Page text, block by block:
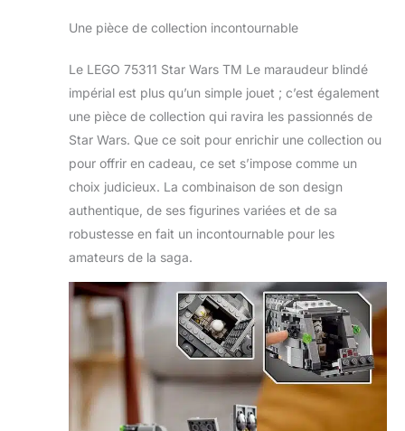
Une pièce de collection incontournable
Le LEGO 75311 Star Wars TM Le maraudeur blindé
impérial est plus qu’un simple jouet ; c’est également
une pièce de collection qui ravira les passionnés de
Star Wars. Que ce soit pour enrichir une collection ou
pour offrir en cadeau, ce set s’impose comme un
choix judicieux. La combinaison de son design
authentique, de ses figurines variées et de sa
robustesse en fait un incontournable pour les
amateurs de la saga.